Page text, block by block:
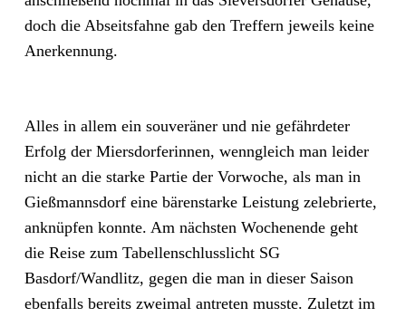
doch die Abseitsfahne gab den Treffern jeweils keine
Anerkennung.
Alles in allem ein souveräner und nie gefährdeter
Erfolg der Miersdorferinnen, wenngleich man leider
nicht an die starke Partie der Vorwoche, als man in
Gießmannsdorf eine bärenstarke Leistung zelebrierte,
anknüpfen konnte. Am nächsten Wochenende geht
die Reise zum Tabellenschlusslicht SG
Basdorf/Wandlitz, gegen die man in dieser Saison
ebenfalls bereits zweimal antreten musste. Zuletzt im